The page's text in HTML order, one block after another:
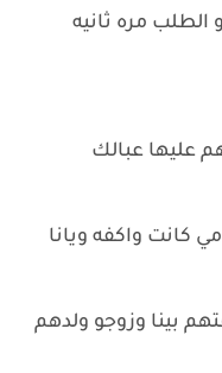
مره ثانيه
عليها عبالك
كانت واكفه ويانا
بينا وزوجو ولدهم